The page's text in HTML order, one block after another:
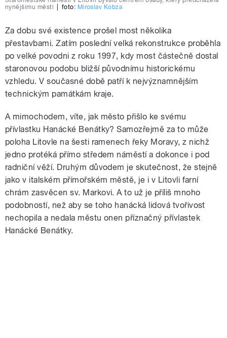
nynějšímu městi
foto: Miroslav Kobza
Za dobu své existence prošel most několika
přestavbami. Zatím poslední velká rekonstrukce proběhla
po velké povodni z roku 1997, kdy most částečně dostal
staronovou podobu bližší původnímu historickému
vzhledu. V současné době patří k nejvýznamnějším
technickým památkám kraje.
A mimochodem, víte, jak město přišlo ke svému
přívlastku Hanácké Benátky? Samozřejmě za to může
poloha Litovle na šesti ramenech řeky Moravy, z nichž
jedno protéká přímo středem náměstí a dokonce i pod
radniční věží. Druhým důvodem je skutečnost, že stejně
jako v italském přímořském městě, je i v Litovli farní
chrám zasvěcen sv. Markovi. A to už je příliš mnoho
podobností, než aby se toho hanácká lidová tvořivost
nechopila a nedala městu onen příznačný přívlastek
Hanácké Benátky.